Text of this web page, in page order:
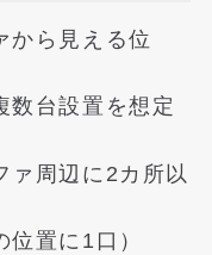
から見える位
数台設置を想定
ァ周辺に2カ所以
置に1口）